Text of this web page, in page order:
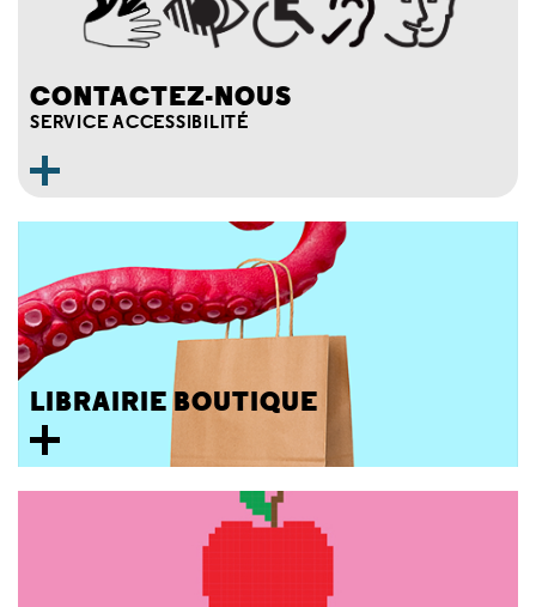
CONTACTEZ-NOUS
SERVICE ACCESSIBILITÉ
LIBRAIRIE BOUTIQUE